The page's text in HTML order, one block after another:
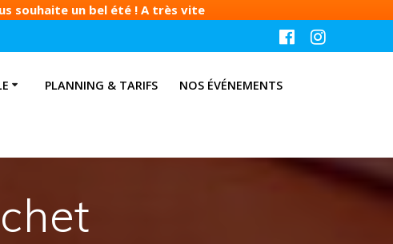
souhaite un bel été ! A très vite
PLANNING & TARIFS NOS ÉVÉNEMENTS